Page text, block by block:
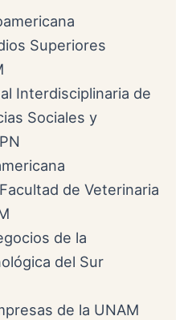
Superiores
Interdisciplinaria de
Sociales y
de Veterinaria
de la
del Sur
de la UNAM